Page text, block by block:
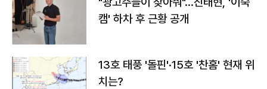
캠' 하차 후 근황 공개
13호 태풍 '돌핀'·15호 '찬홈' 현재 위
치는?